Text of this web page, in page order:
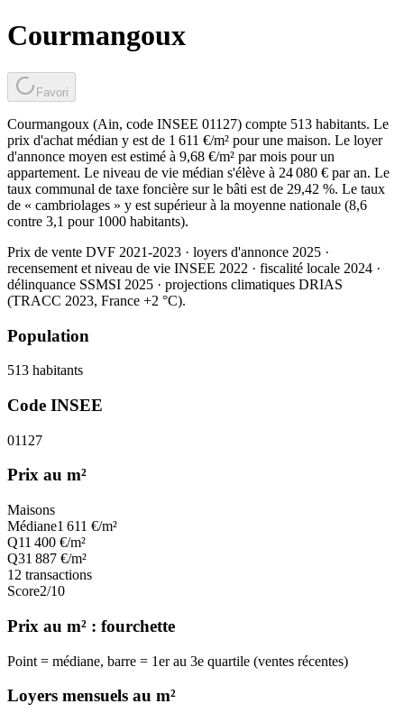
Courmangoux
Favori
Courmangoux (Ain, code INSEE 01127) compte 513 habitants. Le
prix d'achat médian y est de 1 611 €/m² pour une maison. Le loyer
d'annonce moyen est estimé à 9,68 €/m² par mois pour un
appartement. Le niveau de vie médian s'élève à 24 080 € par an. Le
taux communal de taxe foncière sur le bâti est de 29,42 %. Le taux
de « cambriolages » y est supérieur à la moyenne nationale (8,6
contre 3,1 pour 1000 habitants).
Prix de vente DVF 2021-2023 · loyers d'annonce 2025 ·
recensement et niveau de vie INSEE 2022 · fiscalité locale 2024 ·
délinquance SSMSI 2025 · projections climatiques DRIAS
(TRACC 2023, France +2 °C).
Population
513 habitants
Code INSEE
01127
Prix au m²
Maisons
Médiane1 611 €/m²
Q11 400 €/m²
Q31 887 €/m²
12 transactions
Score2/10
Prix au m² : fourchette
Point = médiane, barre = 1er au 3e quartile (ventes récentes)
Loyers mensuels au m²